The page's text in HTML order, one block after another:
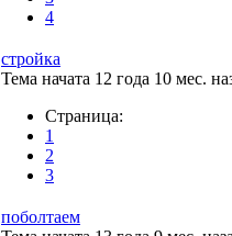
4
стройка
Тема начата 12 года 10 мес.
Страница:
1
2
3
поболтаем